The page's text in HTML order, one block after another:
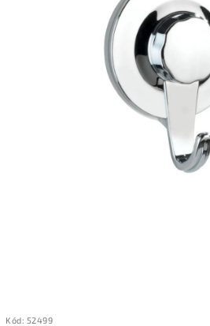
Kód: 52499